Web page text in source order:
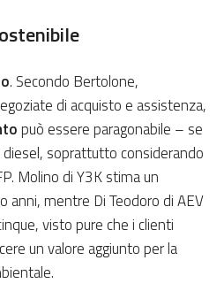
. Secondo Bertolone,
di acquisto e assistenza,
può essere paragonabile – se
soprattutto considerando
Molino di Y3K stima un
anni, mentre Di Teodoro di AEV
visto pure che i clienti
un valore aggiunto per la